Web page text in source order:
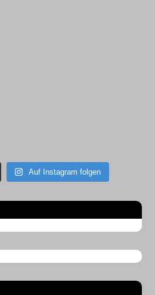
Auf Instagram folgen